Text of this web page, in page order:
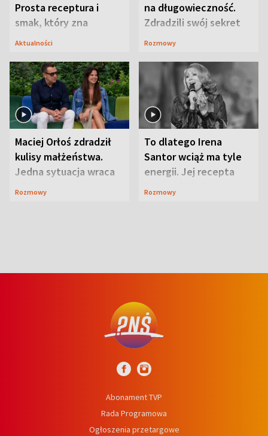
Prosta receptura i
smak, który zna
Lubelszczyzna
Aktualności
na długowieczność.
Zdradzili swój sekret
Rozmowy
Maciej Orłoś zdradził
kulisy małżeństwa.
Jedna sytuacja wraca
jak bumerang
Rozmowy
To dlatego Irena
Santor wciąż ma tyle
energii. Jej recepta
jest zaskakująco
Rozmowy
Abonament TVP
Rada Programowa
Ogłoszenia przetargowe